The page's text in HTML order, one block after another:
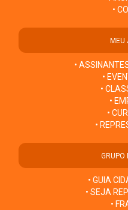
•
MEU
•
•
•
•
•
•
GRUPO
• GUIA
• SEJA
•